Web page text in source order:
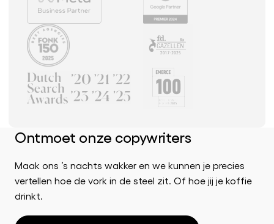
Ontmoet onze copywriters
Maak ons ’s nachts wakker en we kunnen je precies
vertellen hoe de vork in de steel zit. Of hoe jij je koffie
drinkt.